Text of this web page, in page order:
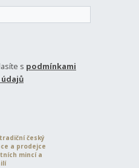
s podmínkami
český
a prodejce
mincí a